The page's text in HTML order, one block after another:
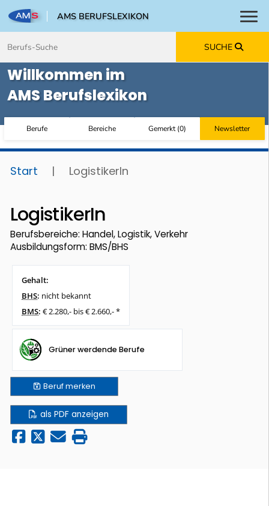
AMS BERUFSLEXIKON
SUCHE
Willkommen im
AMS Berufslexikon
Berufe Bereiche Gemerkt(0) Newsletter
Start | LogistikerIn
LogistikerIn
Berufsbereiche: Handel, Logistik, Verkehr
Ausbildungsform: BMS/BHS
Gehalt:
BHS: nicht bekannt
BMS: € 2.280,- bis € 2.660,- *
Grüner werdende Berufe
Berufmerken
als PDF anzeigen